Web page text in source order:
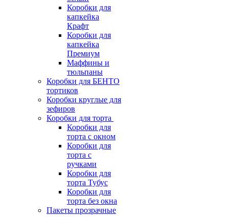
Коробки для
капкейка
Крафт
Коробки для
капкейка
Премиум
Маффины и
тюльпаны
Коробки для БЕНТО
тортиков
Коробки круглые для
зефиров
Коробки для торта
Коробки для
торта с окном
Коробки для
торта с
ручками
Коробки для
торта Тубус
Коробки для
торта без окна
Пакеты прозрачные